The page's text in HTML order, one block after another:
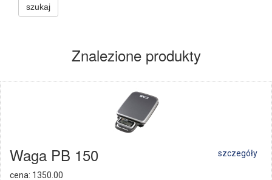
Znalezione produkty
Waga PB 150
cena: 1350.00
szczegóły